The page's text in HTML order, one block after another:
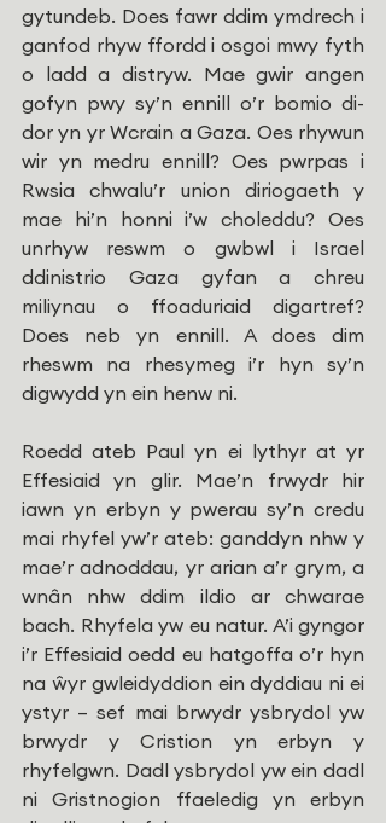
gytundeb. Does fawr ddim ymdrech i
ganfod rhyw ffordd i osgoi mwy fyth
o ladd a distryw. Mae gwir angen
gofyn pwy sy’n ennill o’r bomio di-
dor yn yr Wcrain a Gaza. Oes rhywun
wir yn medru ennill? Oes pwrpas i
Rwsia chwalu’r union diriogaeth y
mae hi’n honni i’w choleddu? Oes
unrhyw reswm o gwbwl i Israel
ddinistrio Gaza gyfan a chreu
miliynau o ffoaduriaid digartref?
Does neb yn ennill. A does dim
rheswm na rhesymeg i’r hyn sy’n
digwydd yn ein henw ni.
Roedd ateb Paul yn ei lythyr at yr
Effesiaid yn glir. Mae’n frwydr hir
iawn yn erbyn y pwerau sy’n credu
mai rhyfel yw’r ateb: ganddyn nhw y
mae’r adnoddau, yr arian a’r grym, a
wnân nhw ddim ildio ar chwarae
bach. Rhyfela yw eu natur. A’i gyngor
i’r Effesiaid oedd eu hatgoffa o’r hyn
na ŵyr gwleidyddion ein dyddiau ni ei
ystyr – sef mai brwydr ysbrydol yw
brwydr y Cristion yn erbyn y
rhyfelgwn. Dadl ysbrydol yw ein dadl
ni Gristnogion ffaeledig yn erbyn